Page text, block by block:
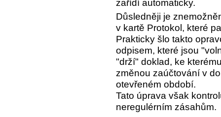
zařídí automaticky.
Důsledněji je
v kartě Protokol , které
Prakticky šlo takto
odpisem, které jsou
"drží" doklad, ke
změnou zaúčtování v
otevřeném období.
Tato úprava však
neregulérním zásahům.